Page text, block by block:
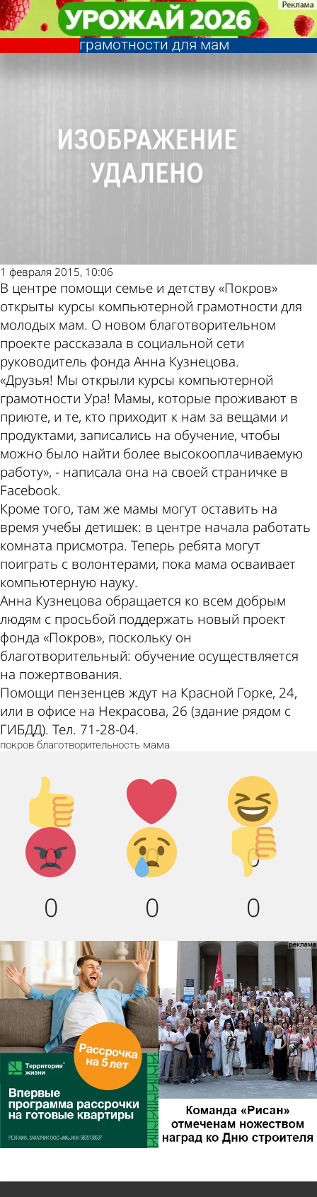
В центре «Покров» открыли
курсы компьютерной
грамотности для мам
Общество
1 февраля 2015, 10:06
В центре помощи семье и детству «Покров»
открыты курсы компьютерной грамотности для
молодых мам. О новом благотворительном
проекте рассказала в социальной сети
руководитель фонда Анна Кузнецова.
«Друзья! Мы открыли курсы компьютерной
грамотности Ура! Мамы, которые проживают в
приюте, и те, кто приходит к нам за вещами и
продуктами, записались на обучение, чтобы
можно было найти более высокооплачиваемую
работу», - написала она на своей страничке в
Facebook.
Кроме того, там же мамы могут оставить на
время учебы детишек: в центре начала работать
комната присмотра. Теперь ребята могут
поиграть с волонтерами, пока мама осваивает
компьютерную науку.
Анна Кузнецова обращается ко всем добрым
людям с просьбой поддержать новый проект
фонда «Покров», поскольку он
благотворительный: обучение осуществляется
на пожертвования.
Помощи пензенцев ждут на Красной Горке, 24,
или в офисе на Некрасова, 26 (здание рядом с
ГИБДД). Тел. 71-28-04.
покров благотворительность мама
Палец
вверх!
0
Лайк!
0
Дикий
смех!
0
Агрессия!
0
Грусть :
(
0
Палец
вниз!
0
В центре «Покров» открыли
курсы компьютерной
грамотности для мам
Общество
Другие новости по
теме
Погода и курсы
валют в Пензе